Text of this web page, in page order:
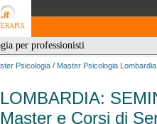
per professionisti
Psicologia/ Master Psicologia Lombardia
LOMBARDIA:
Master e Corsi di